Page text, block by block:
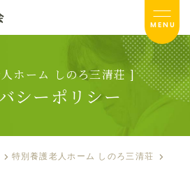
MENU
ホーム しのろ三清荘 ]
シーポリシー
特別養護老人ホーム しのろ三清荘